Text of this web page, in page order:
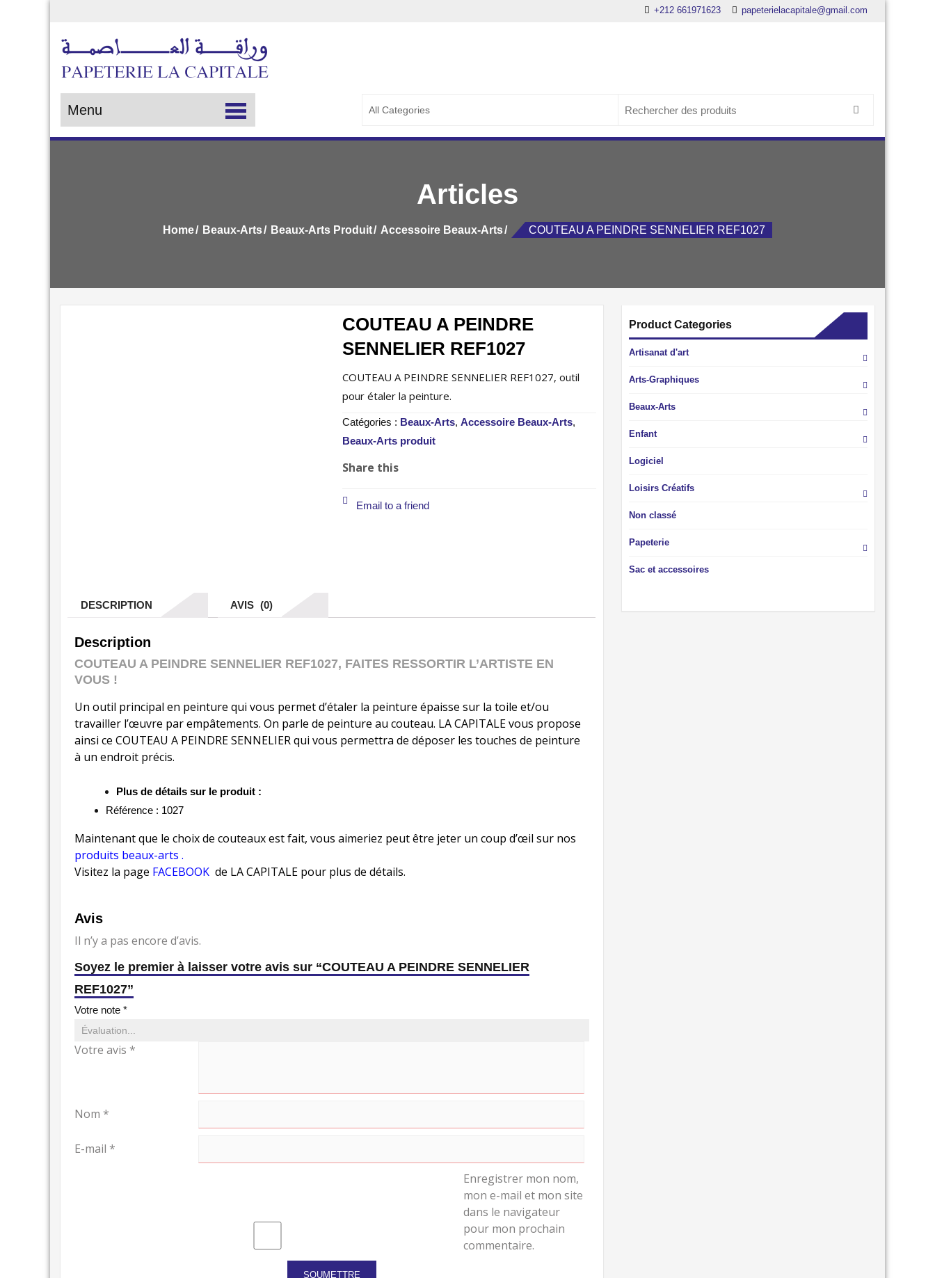
+212 661971623 papeterielacapitale@gmail.com
Menu
Articles
Home Beaux-Arts Beaux-Arts Produit Accessoire Beaux-Arts COUTEAU A PEINDRE SENNELIER REF1027
COUTEAU A PEINDRE
SENNELIER REF1027
COUTEAU A PEINDRE SENNELIER REF1027, outil
pour étaler la peinture.
Catégories : Beaux-Arts,Accessoire Beaux-Arts,
Beaux-Arts produit
Share this
Email to a friend
DESCRIPTION AVIS (0)
Description
COUTEAU A PEINDRE SENNELIER REF1027, FAITES RESSORTIR L’ARTISTE EN
VOUS !
Un outil principal en peinture qui vous permet d’étaler la peinture épaisse sur la toile et/ou
travailler l’œuvre par empâtements. On parle de peinture au couteau. LA CAPITALE vous propose
ainsi ce COUTEAU A PEINDRE SENNELIER qui vous permettra de déposer les touches de peinture
à un endroit précis.
Plus de détails sur le produit :
Référence : 1027
Maintenant que le choix de couteaux est fait, vous aimeriez peut être jeter un coup d’œil sur nos
produits beaux-arts .
Visitez la page FACEBOOK de LA CAPITALE pour plus de détails.
Avis
Il n’y a pas encore d’avis.
Soyez le premier à laisser votre avis sur “COUTEAU A PEINDRE SENNELIER
REF1027”
Votre note *
Votre avis *
Nom *
E-mail *
Enregistrer mon nom,
mon e-mail et mon site
dans le navigateur
pour mon prochain
commentaire.
Product Categories
Artisanat d'art
Arts-Graphiques
Beaux-Arts
Enfant
Logiciel
Loisirs Créatifs
Non classé
Papeterie
Sac et accessoires